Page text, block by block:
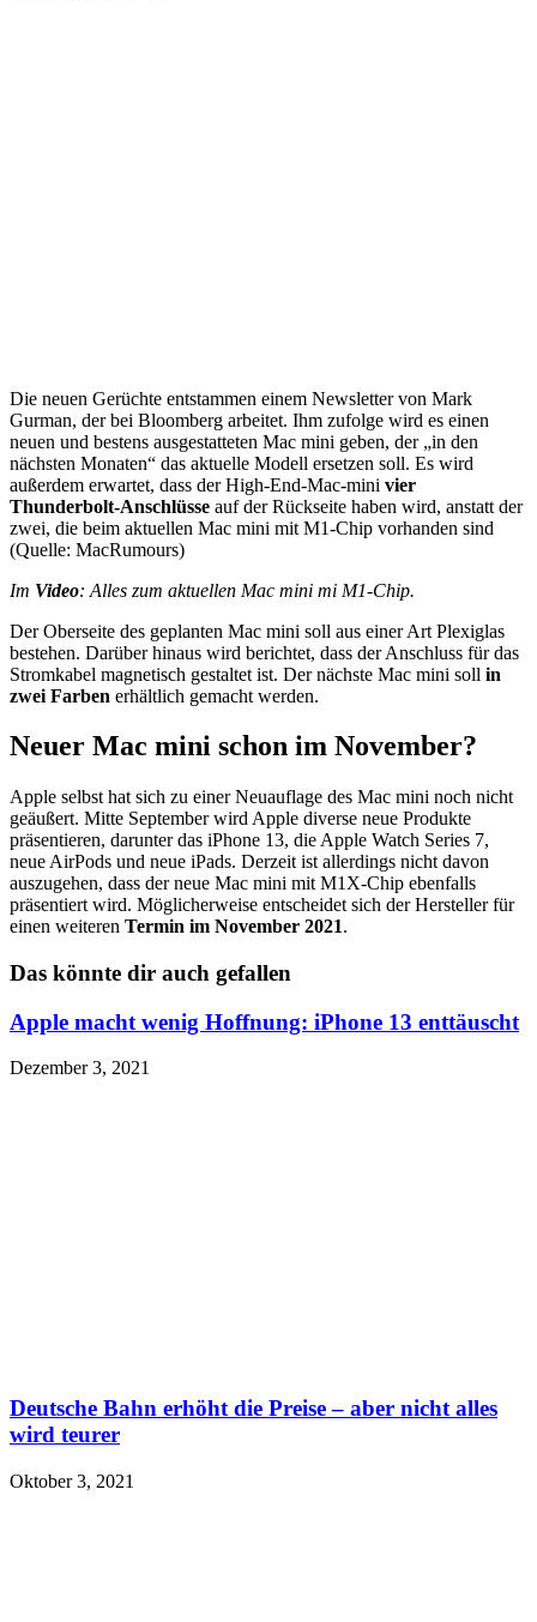
Die neuen Gerüchte entstammen einem Newsletter von Mark
Gurman, der bei Bloomberg arbeitet. Ihm zufolge wird es einen
neuen und bestens ausgestatteten Mac mini geben, der „in den
nächsten Monaten“ das aktuelle Modell ersetzen soll. Es wird
außerdem erwartet, dass der High-End-Mac-mini vier
Thunderbolt-Anschlüsse auf der Rückseite haben wird, anstatt der
zwei, die beim aktuellen Mac mini mit M1-Chip vorhanden sind
(Quelle: MacRumours)
Im Video: Alles zum aktuellen Mac mini mi M1-Chip.
Der Oberseite des geplanten Mac mini soll aus einer Art Plexiglas
bestehen. Darüber hinaus wird berichtet, dass der Anschluss für das
Stromkabel magnetisch gestaltet ist. Der nächste Mac mini soll in
zwei Farben erhältlich gemacht werden.
Neuer Mac mini schon im November?
Apple selbst hat sich zu einer Neuauflage des Mac mini noch nicht
geäußert. Mitte September wird Apple diverse neue Produkte
präsentieren, darunter das iPhone 13, die Apple Watch Series 7,
neue AirPods und neue iPads. Derzeit ist allerdings nicht davon
auszugehen, dass der neue Mac mini mit M1X-Chip ebenfalls
präsentiert wird. Möglicherweise entscheidet sich der Hersteller für
einen weiteren Termin im November 2021.
Das könnte dir auch gefallen
Apple macht wenig Hoffnung: iPhone 13 enttäuscht
Dezember 3, 2021
Deutsche Bahn erhöht die Preise – aber nicht alles
wird teurer
Oktober 3, 2021